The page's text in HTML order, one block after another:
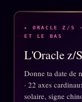
Tous les tags
Soumettre
Nous écrire
Presse
▸ ORACLE Z/S
ET LE BAS
L'Oracle z/
Donne ta date de
· 22 axes
solaire, signe